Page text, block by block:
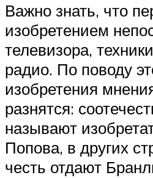
Важно знать, что
изобретением
телевизора,
радио. По поводу
изобретения
разнятся:
называют
Попова, в других
честь отдают